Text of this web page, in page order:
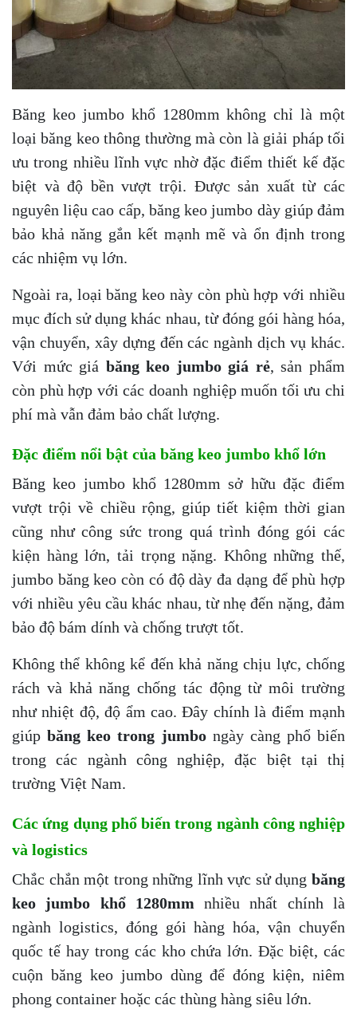
Băng keo jumbo khổ 1280mm không chỉ là một
loại băng keo thông thường mà còn là giải pháp tối
ưu trong nhiều lĩnh vực nhờ đặc điểm thiết kế đặc
biệt và độ bền vượt trội. Được sản xuất từ các
nguyên liệu cao cấp, băng keo jumbo dày giúp đảm
bảo khả năng gắn kết mạnh mẽ và ổn định trong
các nhiệm vụ lớn.
Ngoài ra, loại băng keo này còn phù hợp với nhiều
mục đích sử dụng khác nhau, từ đóng gói hàng hóa,
vận chuyển, xây dựng đến các ngành dịch vụ khác.
Với mức giá băng keo jumbo giá rẻ, sản phẩm
còn phù hợp với các doanh nghiệp muốn tối ưu chi
phí mà vẫn đảm bảo chất lượng.
Đặc điểm nổi bật của băng keo jumbo khổ lớn
Băng keo jumbo khổ 1280mm sở hữu đặc điểm
vượt trội về chiều rộng, giúp tiết kiệm thời gian
cũng như công sức trong quá trình đóng gói các
kiện hàng lớn, tải trọng nặng. Không những thế,
jumbo băng keo còn có độ dày đa dạng để phù hợp
với nhiều yêu cầu khác nhau, từ nhẹ đến nặng, đảm
bảo độ bám dính và chống trượt tốt.
Không thể không kể đến khả năng chịu lực, chống
rách và khả năng chống tác động từ môi trường
như nhiệt độ, độ ẩm cao. Đây chính là điểm mạnh
giúpbăng keo trong jumbongày càng phổ biến
trong các ngành công nghiệp, đặc biệt tại thị
trường Việt Nam.
Các ứng dụng phổ biến trong ngành công nghiệp
và logistics
Chắc chắn một trong những lĩnh vực sử dụng băng
keo jumbo khổ 1280mm nhiều nhất chính là
ngành logistics, đóng gói hàng hóa, vận chuyển
quốc tế hay trong các kho chứa lớn. Đặc biệt, các
cuộn băng keo jumbo dùng để đóng kiện, niêm
phong container hoặc các thùng hàng siêu lớn.